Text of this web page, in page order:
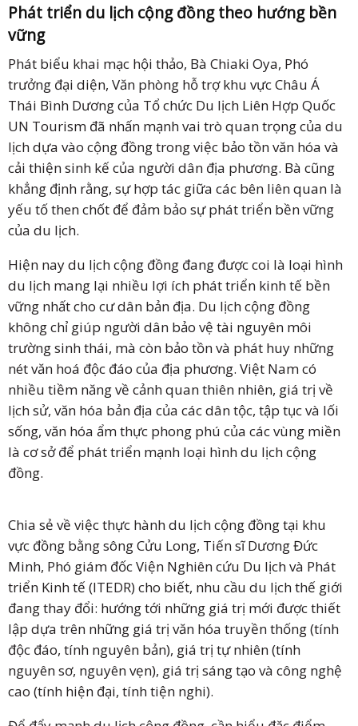
Phát triển du lịch cộng đồng theo hướng bền
vững
Phát biểu khai mạc hội thảo, Bà Chiaki Oya, Phó
trưởng đại diện, Văn phòng hỗ trợ khu vực Châu Á
Thái Bình Dương của Tổ chức Du lịch Liên Hợp Quốc
UN Tourism đã nhấn mạnh vai trò quan trọng của du
lịch dựa vào cộng đồng trong việc bảo tồn văn hóa và
cải thiện sinh kế của người dân địa phương. Bà cũng
khẳng định rằng, sự hợp tác giữa các bên liên quan là
yếu tố then chốt để đảm bảo sự phát triển bền vững
của du lịch.
Hiện nay du lịch cộng đồng đang được coi là loại hình
du lịch mang lại nhiều lợi ích phát triển kinh tế bền
vững nhất cho cư dân bản địa. Du lịch cộng đồng
không chỉ giúp người dân bảo vệ tài nguyên môi
trường sinh thái, mà còn bảo tồn và phát huy những
nét văn hoá độc đáo của địa phương. Việt Nam có
nhiều tiềm năng về cảnh quan thiên nhiên, giá trị về
lịch sử, văn hóa bản địa của các dân tộc, tập tục và lối
sống, văn hóa ẩm thực phong phú của các vùng miền
là cơ sở để phát triển mạnh loại hình du lịch cộng
đồng.
Chia sẻ về việc thực hành du lịch cộng đồng tại khu
vực đồng bằng sông Cửu Long, Tiến sĩ Dương Đức
Minh, Phó giám đốc Viện Nghiên cứu Du lịch và Phát
triển Kinh tế (ITEDR) cho biết, nhu cầu du lịch thế giới
đang thay đổi: hướng tới những giá trị mới được thiết
lập dựa trên những giá trị văn hóa truyền thống (tính
độc đáo, tính nguyên bản), giá trị tự nhiên (tính
nguyên sơ, nguyên vẹn), giá trị sáng tạo và công nghệ
cao (tính hiện đại, tính tiện nghi).